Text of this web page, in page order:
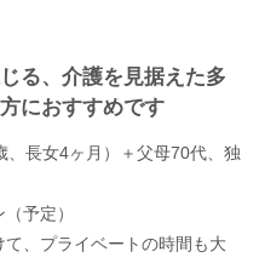
る、介護を見据えた多
におすすめです
、長女4ヶ月）＋父母70代、独
予定）
て、プライベートの時間も大